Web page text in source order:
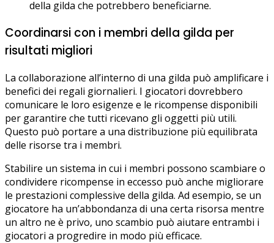
della gilda che potrebbero beneficiarne.
Coordinarsi con i membri della gilda per
risultati migliori
La collaborazione all’interno di una gilda può amplificare i
benefici dei regali giornalieri. I giocatori dovrebbero
comunicare le loro esigenze e le ricompense disponibili
per garantire che tutti ricevano gli oggetti più utili.
Questo può portare a una distribuzione più equilibrata
delle risorse tra i membri.
Stabilire un sistema in cui i membri possono scambiare o
condividere ricompense in eccesso può anche migliorare
le prestazioni complessive della gilda. Ad esempio, se un
giocatore ha un’abbondanza di una certa risorsa mentre
un altro ne è privo, uno scambio può aiutare entrambi i
giocatori a progredire in modo più efficace.